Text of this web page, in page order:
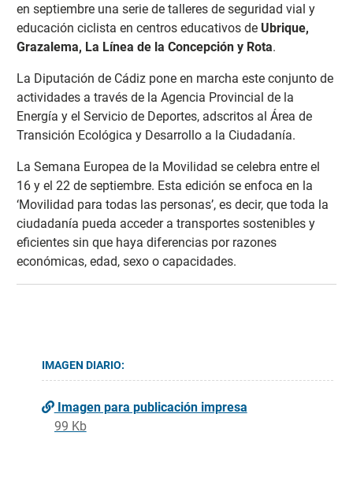
en septiembre una serie de talleres de seguridad vial y
educación ciclista en centros educativos de Ubrique,
Grazalema, La Línea de la Concepción y Rota.
La Diputación de Cádiz pone en marcha este conjunto de
actividades a través de la Agencia Provincial de la
Energía y el Servicio de Deportes, adscritos al Área de
Transición Ecológica y Desarrollo a la Ciudadanía.
La Semana Europea de la Movilidad se celebra entre el
16 y el 22 de septiembre. Esta edición se enfoca en la
‘Movilidad para todas las personas’, es decir, que toda la
ciudadanía pueda acceder a transportes sostenibles y
eficientes sin que haya diferencias por razones
económicas, edad, sexo o capacidades.
IMAGEN DIARIO:
Imagen para publicación impresa
99 Kb